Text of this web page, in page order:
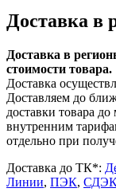
Доставка в
Доставка в
стоимости товара.
Доставка
Доставляем до
доставки товара
внутренним
отдельно при
Доставка до ТК*:
Линии, ПЭК,